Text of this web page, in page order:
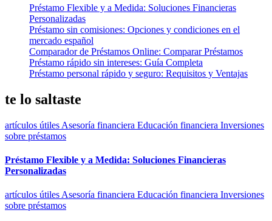
Préstamo Flexible y a Medida: Soluciones Financieras
Personalizadas
Préstamo sin comisiones: Opciones y condiciones en el
mercado español
Comparador de Préstamos Online: Comparar Préstamos
Préstamo rápido sin intereses: Guía Completa
Préstamo personal rápido y seguro: Requisitos y Ventajas
te lo saltaste
artículos útiles Asesoría financiera Educación financiera Inversiones
sobre préstamos
Préstamo Flexible y a Medida: Soluciones Financieras
Personalizadas
artículos útiles Asesoría financiera Educación financiera Inversiones
sobre préstamos